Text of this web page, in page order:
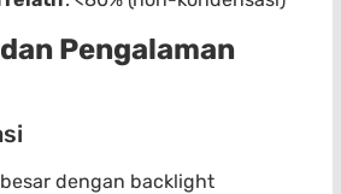
Pengalaman
besar dengan backlight